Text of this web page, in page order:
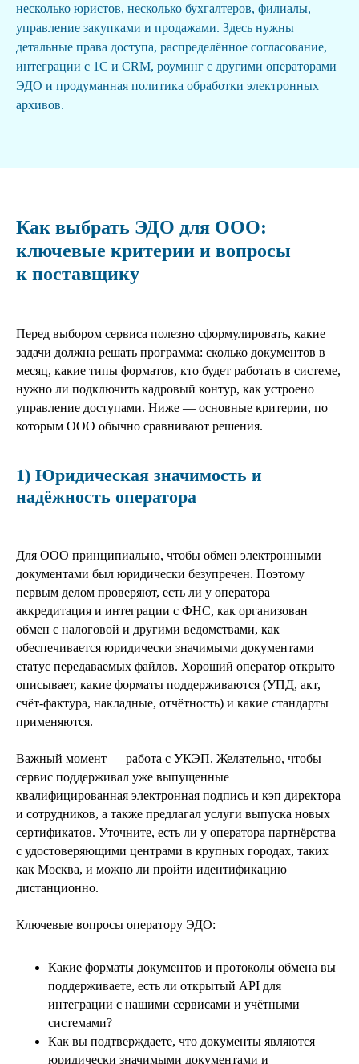
несколько юристов, несколько бухгалтеров, филиалы,
управление закупками и продажами. Здесь нужны
детальные права доступа, распределённое согласование,
интеграции с 1С и CRM, роуминг с другими операторами
ЭДО и продуманная политика обработки электронных
архивов.
Как выбрать ЭДО для ООО:
ключевые критерии и вопросы
к поставщику
Перед выбором сервиса полезно сформулировать, какие
задачи должна решать программа: сколько документов в
месяц, какие типы форматов, кто будет работать в системе,
нужно ли подключить кадровый контур, как устроено
управление доступами. Ниже — основные критерии, по
которым ООО обычно сравнивают решения.
1) Юридическая значимость и
надёжность оператора
Для ООО принципиально, чтобы обмен электронными
документами был юридически безупречен. Поэтому
первым делом проверяют, есть ли у оператора
аккредитация и интеграции с ФНС, как организован
обмен с налоговой и другими ведомствами, как
обеспечивается юридически значимыми документами
статус передаваемых файлов. Хороший оператор открыто
описывает, какие форматы поддерживаются (УПД, акт,
счёт-фактура, накладные, отчётность) и какие стандарты
применяются.
Важный момент — работа с УКЭП. Желательно, чтобы
сервис поддерживал уже выпущенные
квалифицированная электронная подпись и кэп директора
и сотрудников, а также предлагал услуги выпуска новых
сертификатов. Уточните, есть ли у оператора партнёрства
с удостоверяющими центрами в крупных городах, таких
как Москва, и можно ли пройти идентификацию
дистанционно.
Ключевые вопросы оператору ЭДО:
Какие форматы документов и протоколы обмена вы
поддерживаете, есть ли открытый API для
интеграции с нашими сервисами и учётными
системами?
Как вы подтверждаете, что документы являются
юридически значимыми документами и